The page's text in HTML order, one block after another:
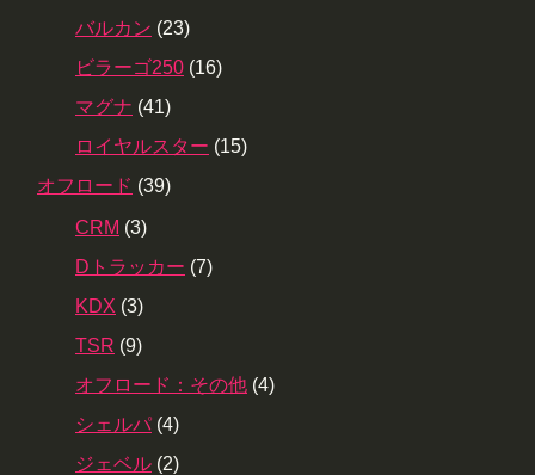
バルカン (23)
ビラーゴ250 (16)
マグナ (41)
ロイヤルスター (15)
オフロード (39)
CRM (3)
Dトラッカー (7)
KDX (3)
TSR (9)
オフロード：その他 (4)
シェルパ (4)
ジェベル (2)